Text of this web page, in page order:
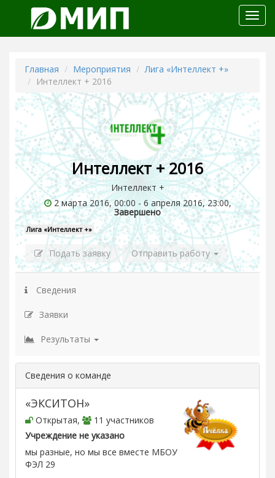
меню
Главная Мероприятия
Лига «Интеллект +»
Интеллект + 2016
Интеллект + 2016
Интеллект +
2 марта 2016, 00:00 - 6 апреля 2016, 23:00,
Завершено
Лига «Интеллект +»
Подать заявку Отправить работу
Сведения
Заявки
Результаты
Сведения о команде
«ЭКСИТОН»
Открытая,
11 участников
Учреждение не указано
мы разные, но мы все вместе МБОУ
ФЭЛ 29